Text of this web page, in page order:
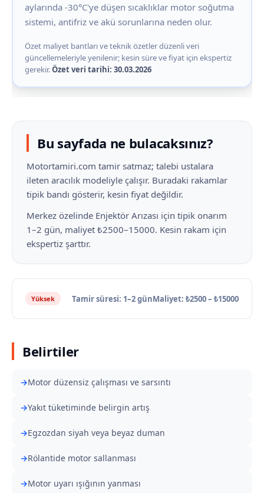
aylarında -30°C'ye düşen sıcaklıklar motor soğutma
sistemi, antifriz ve akü sorunlarına neden olur.
Özet maliyet bantları ve teknik özetler düzenli veri
güncellemeleriyle yenilenir; kesin süre ve fiyat için ekspertiz
gerekir.Özet veri tarihi: 30.03.2026
Bu sayfada ne bulacaksınız?
Motortamiri.com tamir satmaz; talebi ustalara
ileten aracılık modeliyle çalışır. Buradaki rakamlar
tipik bandı gösterir, kesin fiyat değildir.
Merkez özelinde Enjektör Arızası için tipik onarım
1–2 gün, maliyet ₺2500–15000. Kesin rakam için
ekspertiz şarttır.
Yüksek Tamir süresi: 1–2 günMaliyet: ₺2500 – ₺15000
Belirtiler
Motor düzensiz çalışması ve sarsıntı
Yakıt tüketiminde belirgin artış
Egzozdan siyah veya beyaz duman
Rölantide motor sallanması
Motor uyarı ışığının yanması